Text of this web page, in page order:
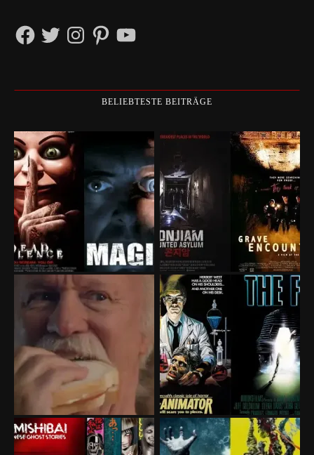
FacebookTwitterInstagramPinterestYouTube
BELIEBTESTE BEITRÄGE